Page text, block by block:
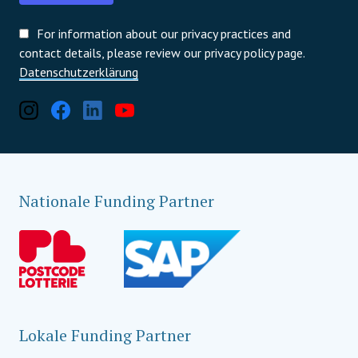
For information about our privacy practices and
contact details, please review our privacy policy page.
Datenschutzerklärung
Nationale Funding Partner
Lokale Funding Partner